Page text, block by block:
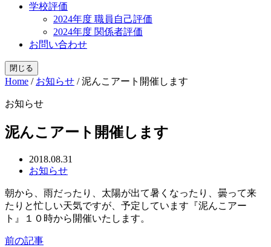
学校評価
2024年度 職員自己評価
2024年度 関係者評価
お問い合わせ
閉じる
Home / お知らせ /泥んこアート開催します
お知らせ
泥んこアート開催します
2018.08.31
お知らせ
朝から、雨だったり、太陽が出て暑くなったり、曇って来
たりと忙しい天気ですが、予定しています『泥んこアー
ト』１０時から開催いたします。
前の記事